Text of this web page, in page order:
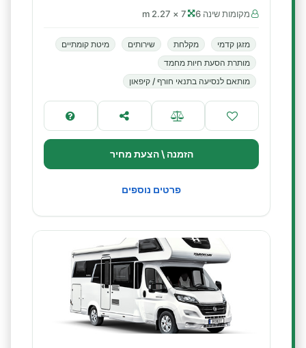
מקומות שינה 6 7 × 2.27 m
מזגן קדמי מקלחת שירותים
מיטת קומתיים
מותרת הסעת חיות מחמד
מותאם לנסיעה בתנאי חורף / קיפאון
הזמנה \ הצעת מחיר
פרטים נוספים